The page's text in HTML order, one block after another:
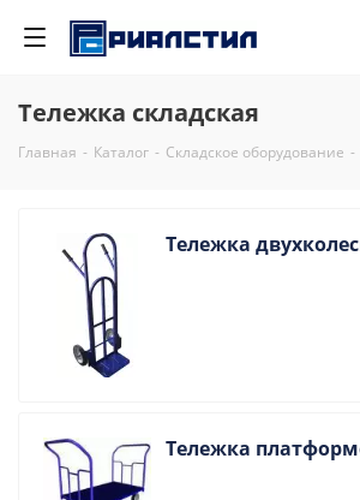
Тележка складская
Главная - Каталог - Складское оборудование -
Тележка
Тележка